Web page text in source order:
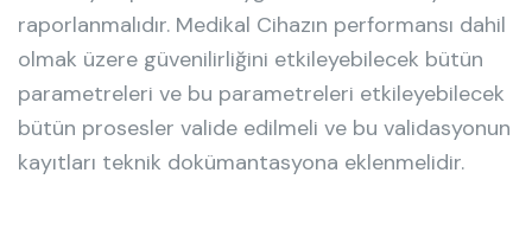
raporlanmalıdır. Medikal Cihazın performansı dahil
olmak üzere güvenilirliğini etkileyebilecek bütün
parametreleri ve bu parametreleri etkileyebilecek
bütün prosesler valide edilmeli ve bu validasyonun
kayıtları teknik dokümantasyona eklenmelidir.